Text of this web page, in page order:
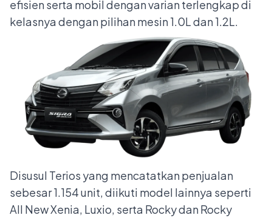
efisien serta mobil dengan varian terlengkap di
kelasnya dengan pilihan mesin 1.0L dan 1.2L.
Disusul Terios yang mencatatkan penjualan
sebesar 1.154 unit, diikuti model lainnya seperti
All New Xenia, Luxio, serta Rocky dan Rocky